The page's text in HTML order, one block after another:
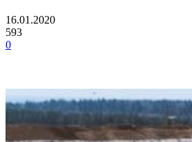
16.01.2020
593
0